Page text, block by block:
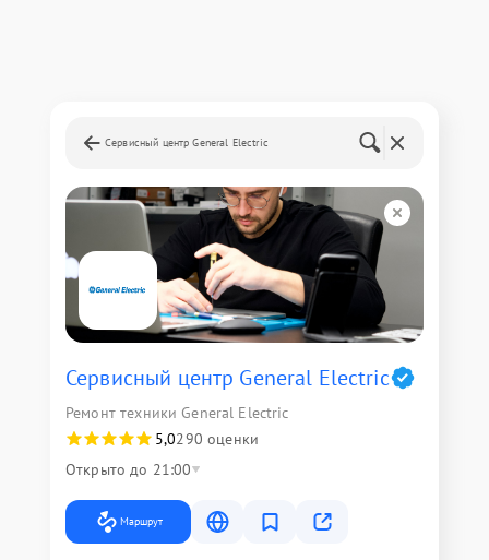
Сервисный центр General Electric
Сервисный центр General Electric
Ремонт техники General Electric
5,0290 оценки
Открыто до 21:00
Маршрут